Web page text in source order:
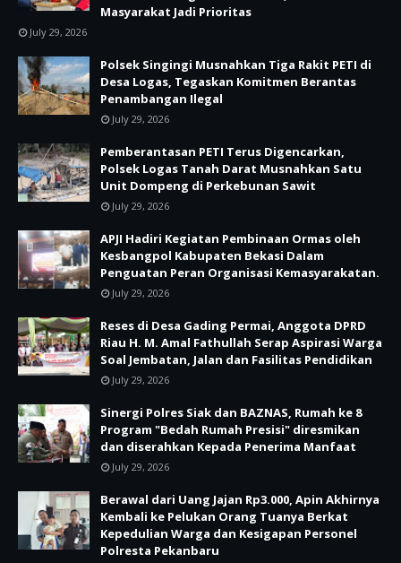
Masyarakat Jadi Prioritas
July 29, 2026
Polsek Singingi Musnahkan Tiga Rakit PETI di
Desa Logas, Tegaskan Komitmen Berantas
Penambangan Ilegal
July 29, 2026
Pemberantasan PETI Terus Digencarkan,
Polsek Logas Tanah Darat Musnahkan Satu
Unit Dompeng di Perkebunan Sawit
July 29, 2026
APJI Hadiri Kegiatan Pembinaan Ormas oleh
Kesbangpol Kabupaten Bekasi Dalam
Penguatan Peran Organisasi Kemasyarakatan.
July 29, 2026
Reses di Desa Gading Permai, Anggota DPRD
Riau H. M. Amal Fathullah Serap Aspirasi Warga
Soal Jembatan, Jalan dan Fasilitas Pendidikan
July 29, 2026
Sinergi Polres Siak dan BAZNAS, Rumah ke 8
Program "Bedah Rumah Presisi" diresmikan
dan diserahkan Kepada Penerima Manfaat
July 29, 2026
Berawal dari Uang Jajan Rp3.000, Apin Akhirnya
Kembali ke Pelukan Orang Tuanya Berkat
Kepedulian Warga dan Kesigapan Personel
Polresta Pekanbaru